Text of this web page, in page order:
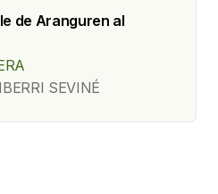
de Aranguren al
SEVINÉ